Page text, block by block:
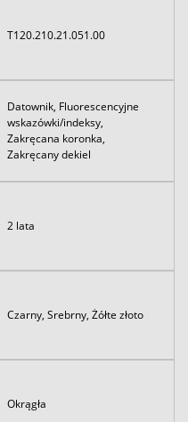
T120.210.21.051.00
Datownik, Fluorescencyjne
wskazówki/indeksy,
Zakręcana koronka,
Zakręcany dekiel
2 lata
Czarny, Srebrny, Żółte złoto
Okrągła